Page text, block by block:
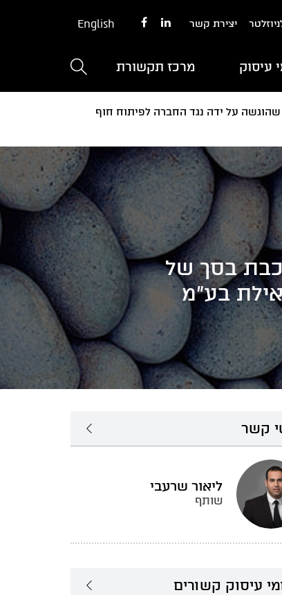
יצירת קשר English
עיסוק מרכז תקשורת
על ידה נגד החברה לפיתוח חוף
בסך של
אילת בע"מ
קשר
ליאור שרעבי
שותף
עיסוק קשורים